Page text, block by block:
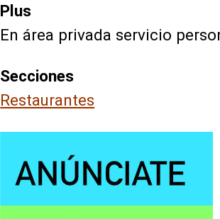
Plus
En área privada servicio
Secciones
Restaurantes